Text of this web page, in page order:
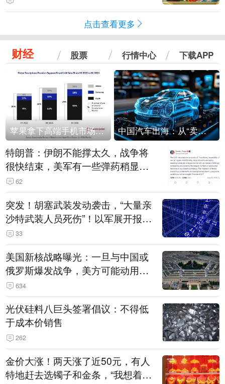
点击查看更多
财经 股票 行情中心 下载APP
苹果拿下高端手机市场65%的份额：iPhone 17系列功不可没 中国汽车出海：从“卖出去”到“走进去”
特朗普：伊朗不能撑太久，战争将
很快结束，美军有一些弹药稍显紧
张！伊朗公布拟议的海峡管理文本
62
突发！胡塞武装发动袭击，“大量亲
沙特武装人员死伤”！以军展开报复
性空袭
33
美国新核战略曝光：一旦与中国或
俄罗斯爆发战争，美方可能动用战
术核武器
634
光伏硅料八巨头签署倡议：不得低
于成本价销售
262
金价大涨！两天涨了近50元，有人
特地赶去选镯子和金条，“我想着买